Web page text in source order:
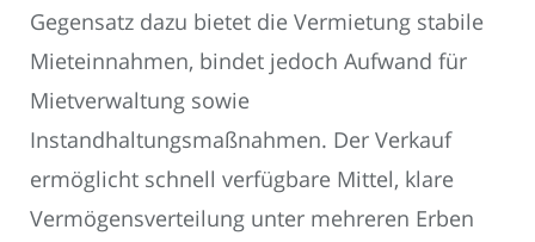
Gegensatz dazu bietet die Vermietung stabile
Mieteinnahmen, bindet jedoch Aufwand für
Mietverwaltung sowie
Instandhaltungsmaßnahmen. Der Verkauf
ermöglicht schnell verfügbare Mittel, klare
Vermögensverteilung unter mehreren Erben